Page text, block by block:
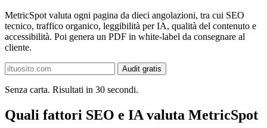
MetricSpot valuta ogni pagina da dieci angolazioni, tra cui SEO
tecnico, traffico organico, leggibilità per IA, qualità del contenuto e
accessibilità. Poi genera un PDF in white-label da consegnare al
cliente.
Audit gratis
Senza carta. Risultati in 30 secondi.
Quali fattori SEO e IA valuta MetricSpot